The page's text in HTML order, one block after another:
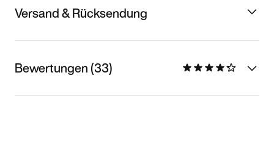
Versand & Rücksendung
Bewertungen (33)